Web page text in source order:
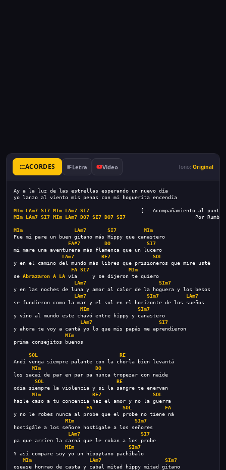
ACORDES Letra Video Tono: Original
Ay a la luz de las estrellas esperando un nuevo día
yo lanzo al viento mis penas con mi hoguerita encendía
MIm LAm7 SI7 MIm LAm7 SI7 [-- Acompañamiento al
MIm
LAm7 SI7 MIm LAm7 DO7 SI7 DO7 SI7 Por Rumba
MIm LAm7 SI7
MIm
Fue mi pare un buen gitano más Hippy que canastero
FA#7
DO
SI7
mi mare una aventurera más flamenca que un lucero
LAm7
RE7
SOL
y en el camino del mundo más libres que prisioneros que mire usté
FA SI7
MIm
se Abrazaron A LA vía     y se dijeron te quiero
LAm7
SIm7
y en las noches de luna y amor al calor de la hoguera y los besos
LAm7
SIm7
LAm7
se fundieron como la mar y el sol en el horizonte de los sueños
MIm
SIm7
y vino al mundo este chavó entre hippy y canastero
LAm7
SI7
y ahora te voy a cantá yo lo que mis papás me aprendieron
MIm
prima consejitos buenos
SOL RE
Andi venga siempre palante con la chorla bien levantá
MIm
DO
los sacai de par en par pa nunca tropezar con naide
SOL
RE
odia siempre la violencia y si la sangre te enervan
MIm
RE7
SOL
hazle caso a tu concencia haz el amor y no la guerra
FA
SOL
FA
y no le robes nunca al probe que el probe no tiene ná
MIm
SIm7
hostigále a los señore hostigale a los señores
LAm7
SI7
pa que arríen la carná que le roban a los probe
MIm
SIm7
Y asi compare soy yo un hippytano pachibalo
MIm
LAm7
SIm7
osease honrao de casta y cabal mitad hippy mitad gitano